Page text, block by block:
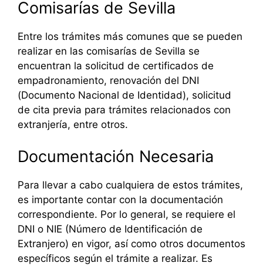
Comisarías de Sevilla
Entre los trámites más comunes que se pueden
realizar en las comisarías de Sevilla se
encuentran la solicitud de certificados de
empadronamiento, renovación del DNI
(Documento Nacional de Identidad), solicitud
de cita previa para trámites relacionados con
extranjería, entre otros.
Documentación Necesaria
Para llevar a cabo cualquiera de estos trámites,
es importante contar con la documentación
correspondiente. Por lo general, se requiere el
DNI o NIE (Número de Identificación de
Extranjero) en vigor, así como otros documentos
específicos según el trámite a realizar. Es